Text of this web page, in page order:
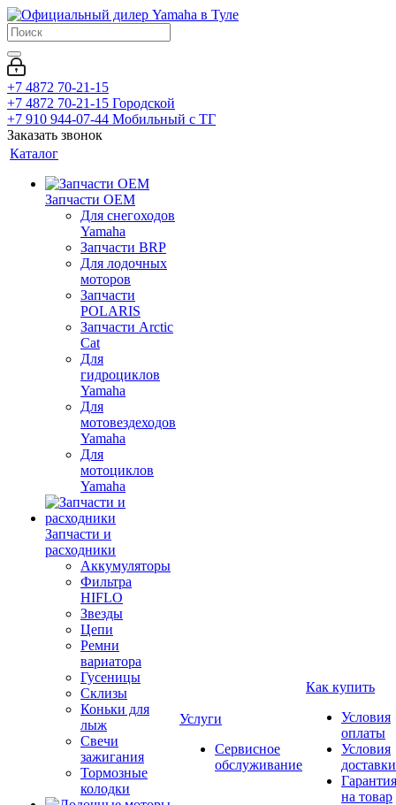
+7 4872 70-21-15
+7 4872 70-21-15 Городской
+7 910 944-07-44 Мобильный с ТГ
Заказать звонок
Каталог
Запчасти OEM
Для снегоходов
Yamaha
Запчасти BRP
Для лодочных
моторов
Запчасти
POLARIS
Запчасти Arctic
Cat
Для
гидроциклов
Yamaha
Для
мотовездеходов
Yamaha
Для
мотоциклов
Yamaha
Запчасти и
расходники
Аккумуляторы
Фильтра
HIFLO
Звезды
Цепи
Ремни
вариатора
Гусеницы
Склизы
Коньки для
лыж
Свечи
зажигания
Тормозные
колодки
Услуги
Сервисное
обслуживание
Как купить
Условия
оплаты
Условия
доставки
Гарантия
на товар